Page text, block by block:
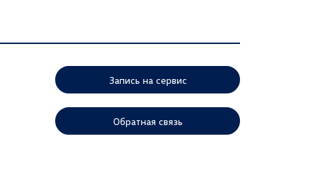
Запись на сервис
Обратная связь